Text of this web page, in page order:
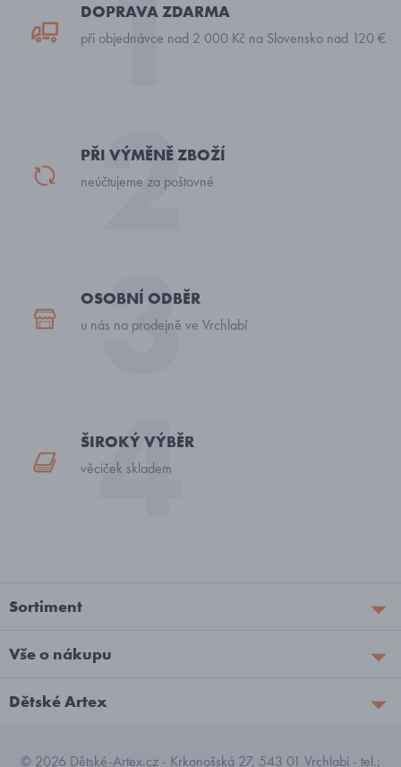
DOPRAVA ZDARMA
při objednávce nad 2 000 Kč na Slovensko nad 120 €
PŘI VÝMĚNĚ ZBOŽÍ
neúčtujeme za poštovné
OSOBNÍ ODBĚR
u nás na prodejně ve Vrchlabí
ŠIROKÝ VÝBĚR
věciček skladem
Sortiment
Vše o nákupu
Dětské Artex
© 2026 Dětské-Artex.cz - Krkonošská 27, 543 01 Vrchlabí - tel.: